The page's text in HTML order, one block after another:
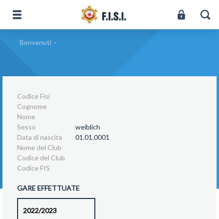
Benvenuti -
Codice Fisi
Cognome
Nome
Sesso
weiblich
Data di nascita
01.01.0001
Nome del Club
Codice del Club
Codice FIS
GARE EFFETTUATE